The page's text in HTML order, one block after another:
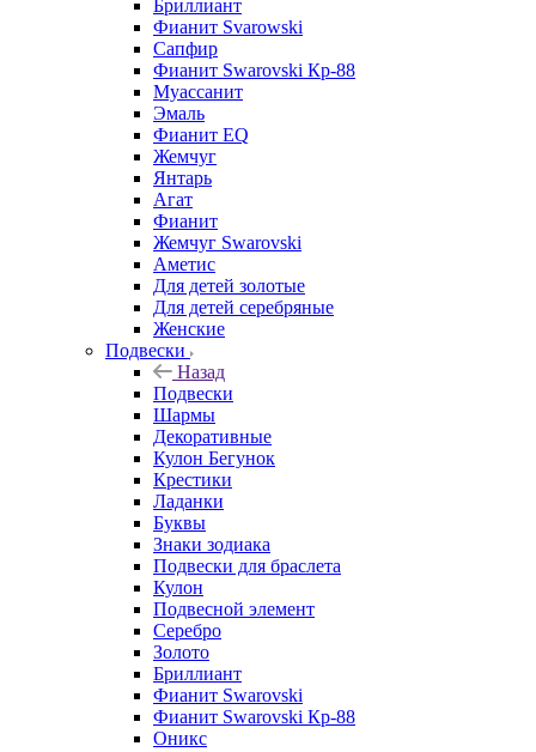
Бриллиант
Фианит Svarowski
Сапфир
Фианит Swarovski Кр-88
Муассанит
Эмаль
Фианит EQ
Жемчуг
Янтарь
Агат
Фианит
Жемчуг Swarovski
Аметис
Для детей золотые
Для детей серебряные
Женские
Подвески
Назад
Подвески
Шармы
Декоративные
Кулон Бегунок
Крестики
Ладанки
Буквы
Знаки зодиака
Подвески для браслета
Кулон
Подвесной элемент
Серебро
Золото
Бриллиант
Фианит Swarovski
Фианит Swarovski Кр-88
Оникс